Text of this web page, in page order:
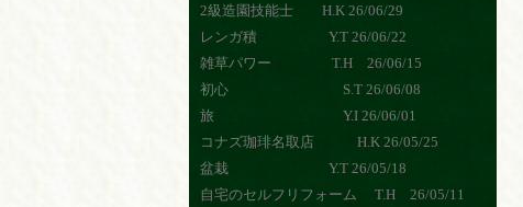
2級造園技能士 H.K 26/06/29
レンガ積 Y.T 26/06/22
雑草パワー T.H 26/06/15
初心 S.T 26/06/08
旅 Y.I 26/06/01
コナズ珈琲名取店 H.K 26/05/25
盆栽 Y.T 26/05/18
自宅のセルフリフォーム T.H 26/05/11